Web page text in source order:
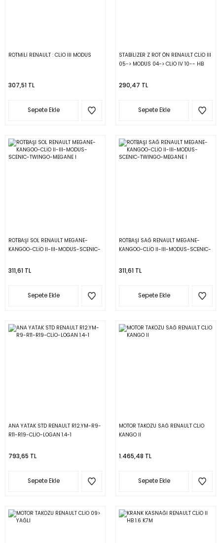
ROTMİLİ RENAULT : CLİO III MODUS
307,51 TL
Sepete Ekle
STABİLİZER Z ROT ÖN RENAULT CLİO III
05-> MODUS 04-> CLİO IV 10-- HB
290,47 TL
Sepete Ekle
ROTBAŞI SOL RENAULT MEGANE-
KANGOO-CLİO II-III-MODUS-SCENIC-
311,61 TL
Sepete Ekle
ROTBAŞI SAĞ RENAULT MEGANE-
KANGOO-CLİO II-III-MODUS-SCENIC-
311,61 TL
Sepete Ekle
ANA YATAK STD RENAULT R12.YM-R9-
R11-R19-CLİO-LOGAN 1.4-1
793,65 TL
Sepete Ekle
MOTOR TAKOZU SAĞ RENAULT CLİO
KANGO II
1.465,48 TL
Sepete Ekle